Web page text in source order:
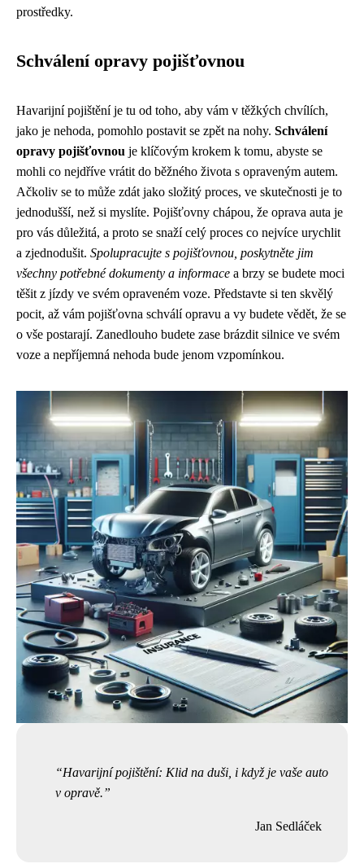
prostředky.
Schválení opravy pojišťovnou
Havarijní pojištění je tu od toho, aby vám v těžkých chvílích,
jako je nehoda, pomohlo postavit se zpět na nohy. Schválení
opravy pojišťovnou je klíčovým krokem k tomu, abyste se
mohli co nejdříve vrátit do běžného života s opraveným autem.
Ačkoliv se to může zdát jako složitý proces, ve skutečnosti je to
jednodušší, než si myslíte. Pojišťovny chápou, že oprava auta je
pro vás důležitá, a proto se snaží celý proces co nejvíce urychlit
a zjednodušit. Spolupracujte s pojišťovnou, poskytněte jim
všechny potřebné dokumenty a informace a brzy se budete moci
těšit z jízdy ve svém opraveném voze. Představte si ten skvělý
pocit, až vám pojišťovna schválí opravu a vy budete vědět, že se
o vše postarají. Zanedlouho budete zase brázdit silnice ve svém
voze a nepříjemná nehoda bude jenom vzpomínkou.
Havarijní pojištění: Klid na duši, i když je vaše auto
v opravě.
Jan Sedláček